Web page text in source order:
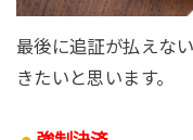
最後に追証が払えな
きたいと思います。